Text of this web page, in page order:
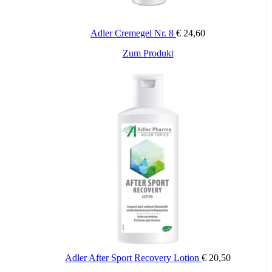
Adler Cremegel Nr. 8 € 24,60
Zum Produkt
Adler After Sport Recovery Lotion € 20,50